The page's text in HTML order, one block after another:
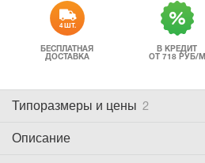
4 ШТ.
БЕСПЛАТНАЯ
ДОСТАВКА
В КРЕДИТ
ОТ 718 РУБ/М
Типоразмеры и цены 2
Описание